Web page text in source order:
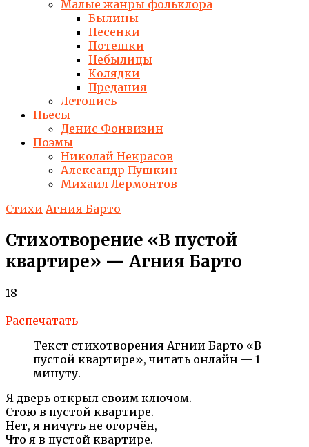
Малые жанры фольклора
Былины
Песенки
Потешки
Небылицы
Колядки
Предания
Летопись
Пьесы
Денис Фонвизин
Поэмы
Николай Некрасов
Александр Пушкин
Михаил Лермонтов
Стихи Агния Барто
Стихотворение «В пустой
квартире» — Агния Барто
18
Распечатать
Текст стихотворения Агнии Барто «В
пустой квартире», читать онлайн — 1
минуту.
Я дверь открыл своим ключом.
Стою в пустой квартире.
Нет, я ничуть не огорчён,
Что я в пустой квартире.